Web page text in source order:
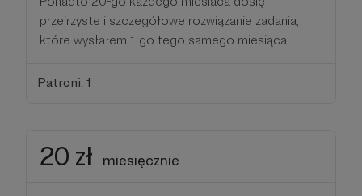
przejrzyste i szczegółowe rozwiązanie zadania,
które wysłałem 1-go tego samego miesiąca.
Patroni: 1
20 zł miesięcznie